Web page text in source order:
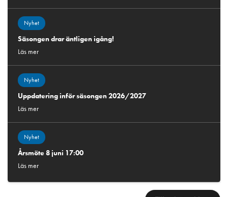
Nyhet
Säsongen drar äntligen igång!
Läs mer
Nyhet
Uppdatering inför säsongen 2026/2027
Läs mer
Nyhet
Årsmöte 8 juni 17:00
Läs mer